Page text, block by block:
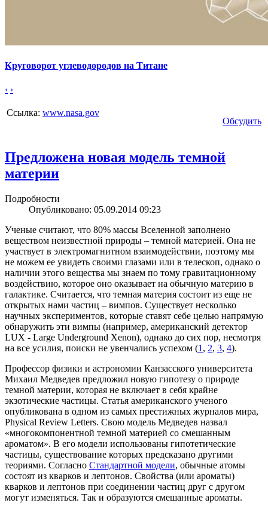
Круговорот углеводородов на Титане
‹ ›
Ссылка: www.nasa.gov
Обсудить
Предложена новая модель темной
материи
Подробности
Опубликовано: 05.09.2014 09:23
Ученые считают, что 80% массы Вселенной заполнено
веществом неизвестной природы – темной материей. Она не
участвует в электромагнитном взаимодействии, поэтому мы
не можем ее увидеть своими глазами или в телескоп, однако о
наличии этого вещества мы знаем по тому гравитационному
воздействию, которое оно оказывает на обычную материю в
галактике. Считается, что темная материя состоит из еще не
открытых нами частиц – вимпов. Существует несколько
научных экспериментов, которые ставят себе целью напрямую
обнаружить эти вимпы (например, американский детектор
LUX - Large Underground Xenon), однако до сих пор, несмотря
на все усилия, поиски не увенчались успехом (1 , 2, 3, 4).
Профессор физики и астрономии Канзасского университета
Михаил Медведев предложил новую гипотезу о природе
темной материи, которая не включает в себя крайне
экзотические частицы. Статья американского ученого
опубликована в одном из самых престижных журналов мира,
Physical Review Letters. Свою модель Медведев назвал
«многокомпонентной темной материей со смешанным
ароматом». В его модели использованы гипотетические
частицы, существование которых предсказано другими
теориями. Согласно Стандартной модели, обычные атомы
состоят из кварков и лептонов. Свойства (или ароматы)
кварков и лептонов при соединении частиц друг с другом
могут изменяться. Так и образуются смешанные ароматы.